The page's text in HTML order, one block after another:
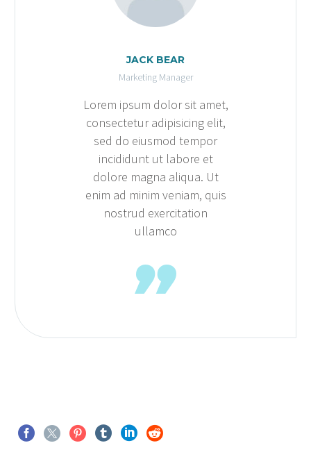
JACK BEAR
Marketing Manager
Lorem ipsum dolor sit amet,
consectetur adipisicing elit,
sed do eiusmod tempor
incididunt ut labore et
dolore magna aliqua. Ut
enim ad minim veniam, quis
nostrud exercitation
ullamco